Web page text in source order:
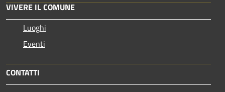
VIVERE IL COMUNE
Luoghi
Eventi
CONTATTI